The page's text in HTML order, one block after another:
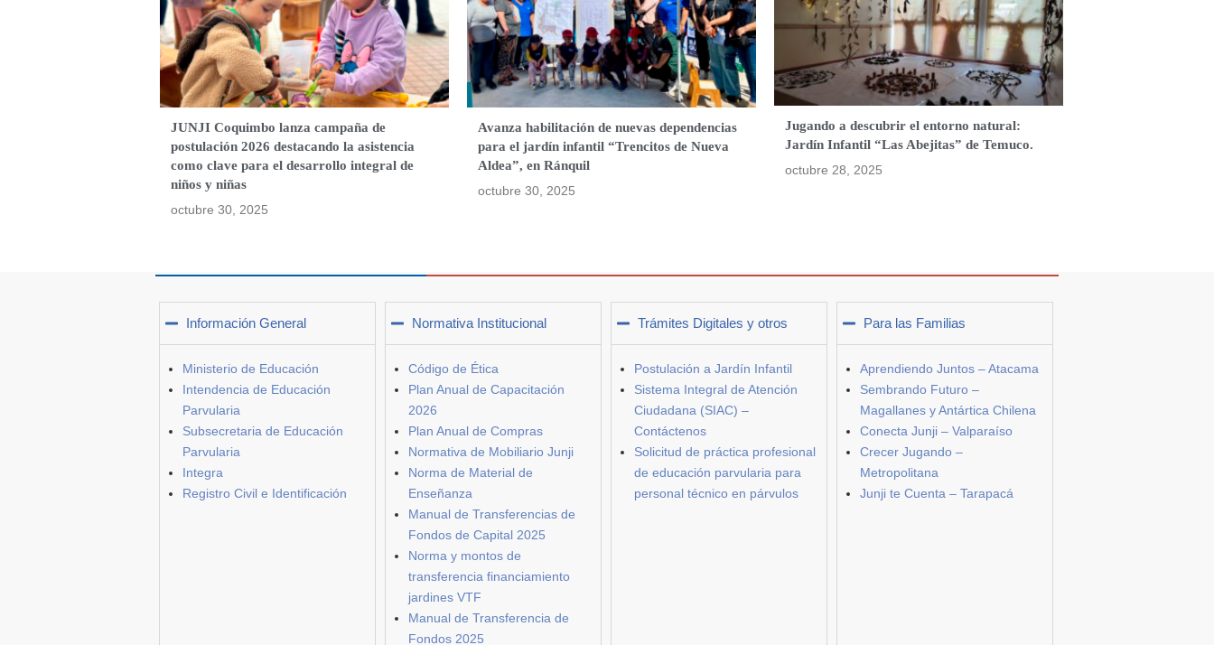
JUNJI Coquimbo lanza campaña de
postulación 2026 destacando la asistencia
como clave para el desarrollo integral de
niños y niñas
octubre 30, 2025
Avanza habilitación de nuevas dependencias
para el jardín infantil “Trencitos de Nueva
Aldea”, en Ránquil
octubre 30, 2025
Jugando a descubrir el entorno natural:
Jardín Infantil “Las Abejitas” de Temuco.
octubre 28, 2025
Información General
Ministerio de Educación
Intendencia de Educación
Parvularia
Subsecretaria de Educación
Parvularia
Integra
Registro Civil e Identificación
Normativa Institucional
Código de Ética
Plan Anual de Capacitación
2026
Plan Anual de Compras
Normativa de Mobiliario Junji
Norma de Material de
Enseñanza
Manual de Transferencias de
Fondos de Capital 2025
Norma y montos de
transferencia financiamiento
jardines VTF
Manual de Transferencia de
Fondos 2025
Trámites Digitales y otros
Postulación a Jardín Infantil
Sistema Integral de Atención
Ciudadana (SIAC) –
Contáctenos
Solicitud de práctica profesional
de educación parvularia para
personal técnico en párvulos
Para las Familias
Aprendiendo Juntos – Atacama
Sembrando Futuro –
Magallanes y Antártica Chilena
Conecta Junji – Valparaíso
Crecer Jugando –
Metropolitana
Junji te Cuenta – Tarapacá